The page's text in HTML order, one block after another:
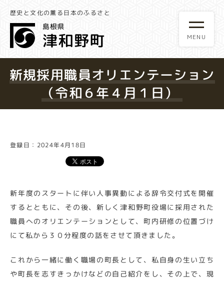
歴史と文化の薫る日本のふるさと
新規採用職員オリエンテーション
（令和６年４月１日）
登録日：2024年4月18日
新年度のスタートに伴い人事異動による辞令交付式を開催
するとともに、その後、新しく津和野町役場に採用された
職員へのオリエンテーションとして、町内研修の位置づけ
にて私から３０分程度の話をさせて頂きました。
これから一緒に働く職場の町長として、私自身の生い立ち
や町長を志すきっかけなどの自己紹介をし、その上で、現